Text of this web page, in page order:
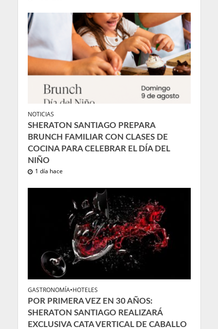
NOTICIAS
SHERATON SANTIAGO PREPARA
BRUNCH FAMILIAR CON CLASES DE
COCINA PARA CELEBRAR EL DÍA DEL
NIÑO
1 día hace
GASTRONOMÍA•HOTELES
POR PRIMERA VEZ EN 30 AÑOS:
SHERATON SANTIAGO REALIZARÁ
EXCLUSIVA CATA VERTICAL DE CABALLO